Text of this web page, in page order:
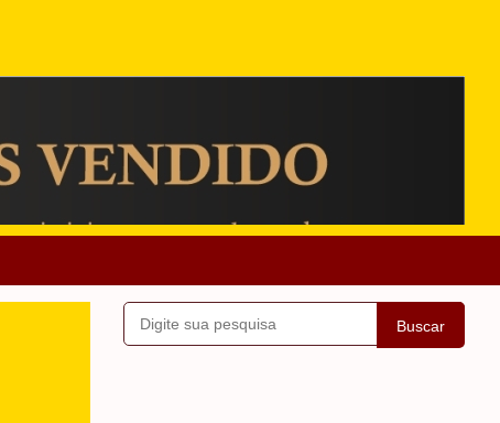
Buscar